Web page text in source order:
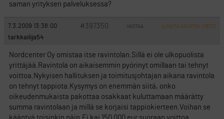
saman yrityksen palveluksessa?
7.3.2009 13:38:00 #397350 VASTAA ILMOITA ASIATON VIESTI
tarkkailija54
Nordcenter Oy omistaa itse ravintolan.Sillä ei ole ulkopuolista
yrittäjää.Ravintola on aikaisemmin pyörinyt omillaan tai tehnyt
voittoa.Nykyisen hallituksen ja toimitusjohtajan aikana ravintola
on tehnyt tappiota.Kysymys on enemmän siitä, onko
oikeudenmukaista pakottaa osakkaat kuluttamaan määrätty
summa ravintolaan ja millä se korjaisi tappiokierteen.Voihan se